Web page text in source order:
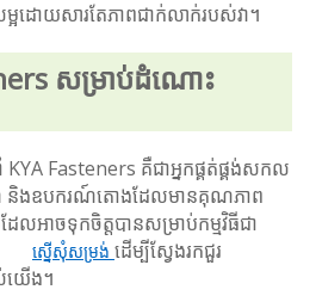
អដោយសារតែភាពជាក់លាក់របស់វា។
សម្រាប់ដំណោះ
Fasteners គឺជាអ្នកផ្គត់ផ្គង់សកល
និងឧបករណ៍តោងដែលមានគុណភាព
អាចទុកចិត្តបានសម្រាប់កម្មវិធីជា
។ ស្នើសុំសម្រង់ ដើម្បីស្វែងរកជួរ
ើង។